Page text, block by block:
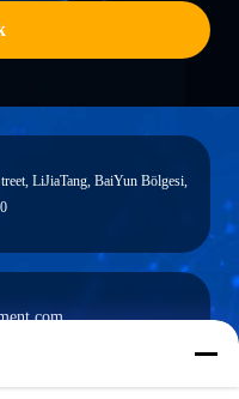
LiJiaTang, BaiYun Bölgesi,